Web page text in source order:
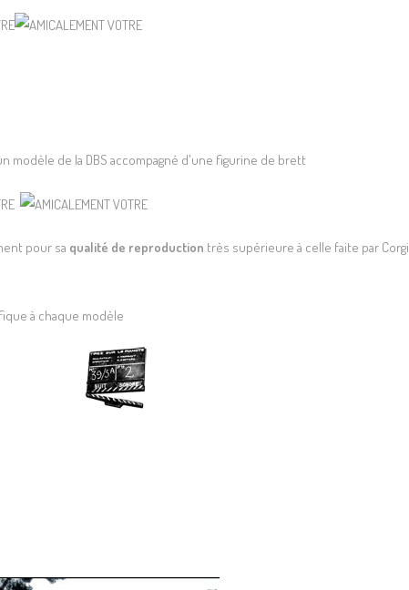
modèle de la DBS accompagné d'une figurine de brett
pour sa qualité de reproduction très supérieure à celle faite par Corgi
à chaque modèle